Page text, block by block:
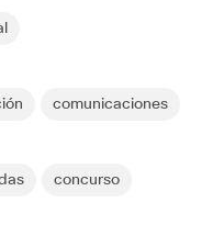
comunicaciones
concurso